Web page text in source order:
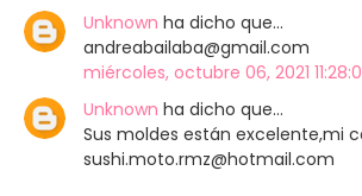
Unknown ha dicho que…
andreabailaba@gmail.com
miércoles, octubre 06, 2021
Unknown ha dicho que…
Sus moldes están excelente,mi
sushi.moto.rmz@hotmail.com